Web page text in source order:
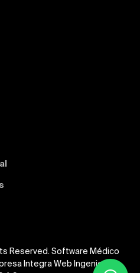
Reserved. Software Médico
Integra Web Ingeniería